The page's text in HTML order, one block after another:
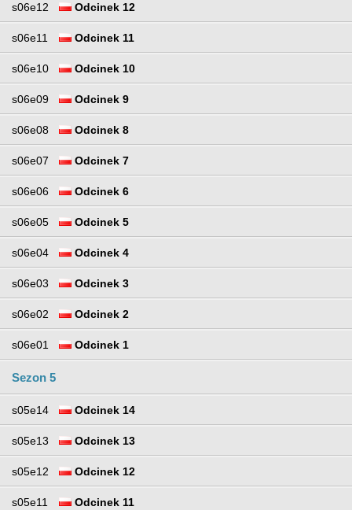
s06e12 Odcinek 12
s06e11 Odcinek 11
s06e10 Odcinek 10
s06e09 Odcinek 9
s06e08 Odcinek 8
s06e07 Odcinek 7
s06e06 Odcinek 6
s06e05 Odcinek 5
s06e04 Odcinek 4
s06e03 Odcinek 3
s06e02 Odcinek 2
s06e01 Odcinek 1
Sezon 5
s05e14 Odcinek 14
s05e13 Odcinek 13
s05e12 Odcinek 12
s05e11 Odcinek 11